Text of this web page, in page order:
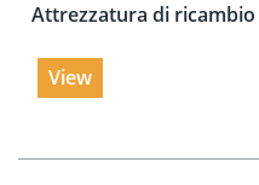
Attrezzatura di ricambio
View